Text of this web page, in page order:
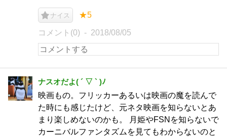
ナイス ★5
コメント(0) 2018/08/05
ナスオだよ( ´ ▽ ` )ﾉ
映画もの。フリッカーあるいは映画の魔を読んで
た時にも感じたけど、元ネタ映画を知らないとあ
まり楽しめないのかも。 月姫やFSNを知らないで
カーニバルファンタズムを見てもわからないのと